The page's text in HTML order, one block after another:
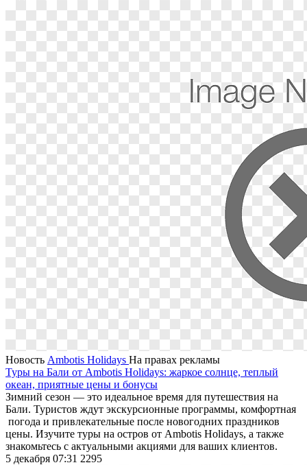
Новость Ambotis Holidays На правах рекламы
Туры на Бали от Ambotis Holidays: жаркое солнце, теплый
океан, приятные цены и бонусы
Зимний сезон — это идеальное время для путешествия на
Бали. Туристов ждут экскурсионные программы, комфортная
погода и привлекательные после новогодних праздников
цены. Изучите туры на остров от Ambotis Holidays, а также
знакомьтесь с актуальными акциями для ваших клиентов.
5 декабря 07:31 2295